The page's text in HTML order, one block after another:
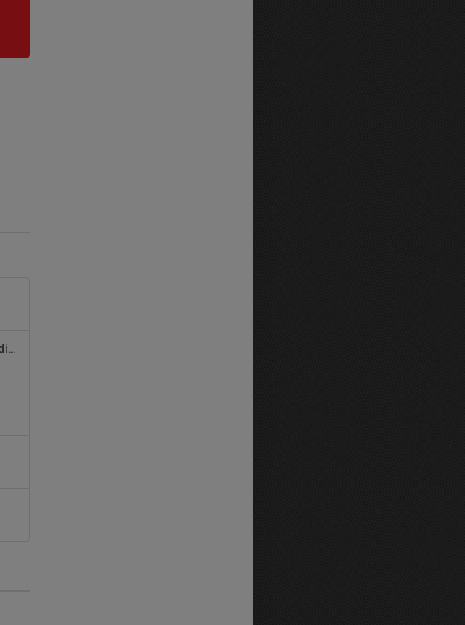
Informationsmöte om inbjudningstävling - vad förväntas av dig som förälder